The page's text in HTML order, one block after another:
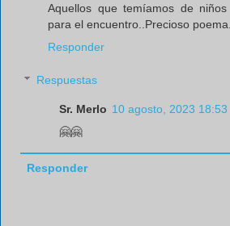
Aquellos que temíamos de
para el encuentro..Precioso
Responder
Respuestas
Sr. Merlo 10 agosto, 2023 18:53
🤗🤗
Responder